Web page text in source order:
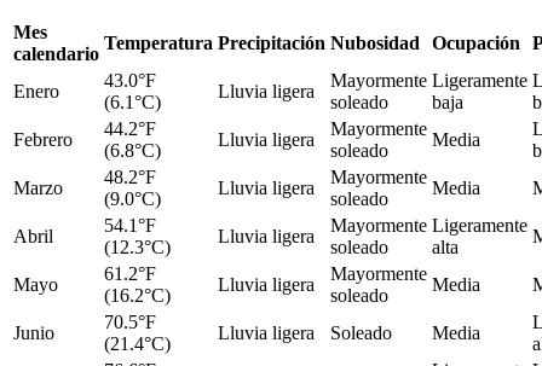
Mes
calendario
Temperatura Precipitación Nubosidad Ocupación
Enero
43.0°F
(6.1°C)
Lluvia ligera
Mayormente
soleado
Ligeramente
baja
Febrero
44.2°F
(6.8°C)
Lluvia ligera
Mayormente
soleado
Media
Marzo
48.2°F
(9.0°C)
Lluvia ligera
Mayormente
soleado
Media
Abril
54.1°F
(12.3°C)
Lluvia ligera
Mayormente
soleado
Ligeramente
alta
Mayo
61.2°F
(16.2°C)
Lluvia ligera
Mayormente
soleado
Media
Junio
70.5°F
(21.4°C)
Lluvia ligera Soleado Media